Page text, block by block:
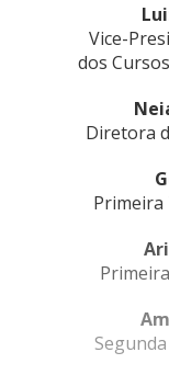
Vice-
dos
Diretora
Primeira